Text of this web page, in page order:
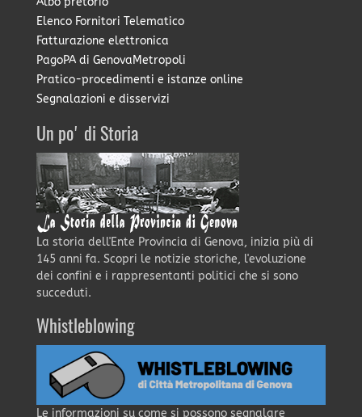
Elenco Fornitori Telematico
Fatturazione elettronica
PagoPA di GenovaMetropoli
Pratico-procedimenti e istanze online
Segnalazioni e disservizi
Un po' di Storia
La storia dell'Ente Provincia di Genova, inizia più di
145 anni fa. Scopri le notizie storiche, l'evoluzione
dei confini e i rappresentanti politici che si sono
succeduti.
Whistleblowing
Le informazioni su come si possono segnalare